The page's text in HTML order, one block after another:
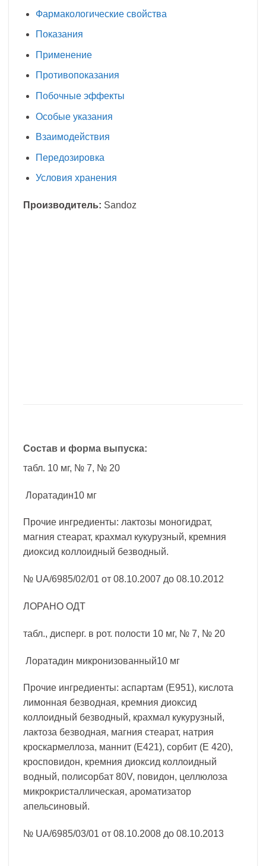
Фармакологические свойства
Показания
Применение
Противопоказания
Побочные эффекты
Особые указания
Взаимодействия
Передозировка
Условия хранения
Производитель: Sandoz
Состав и форма выпуска:
табл. 10 мг, № 7, № 20
Лоратадин10 мг
Прочие ингредиенты: лактозы моногидрат,
магния стеарат, крахмал кукурузный, кремния
диоксид коллоидный безводный.
№ UA/6985/02/01 от 08.10.2007 до 08.10.2012
ЛОРАНО ОДТ
табл., дисперг. в рот. полости 10 мг, № 7, № 20
Лоратадин микронизованный10 мг
Прочие ингредиенты: аспартам (Е951), кислота
лимонная безводная, кремния диоксид
коллоидный безводный, крахмал кукурузный,
лактоза безводная, магния стеарат, натрия
кроскармеллоза, маннит (E421), сорбит (E 420),
кросповидон, кремния диоксид коллоидный
водный, полисорбат 80V, повидон, целлюлоза
микрокристаллическая, ароматизатор
апельсиновый.
№ UA/6985/03/01 от 08.10.2008 до 08.10.2013